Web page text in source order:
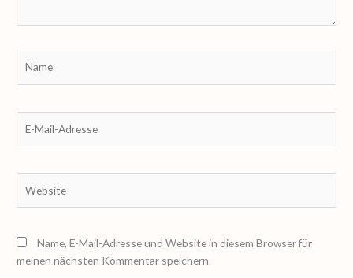
Mail-
Name, E-Mail-Adresse und Website in diesem Browser für
meinen nächsten Kommentar speichern.